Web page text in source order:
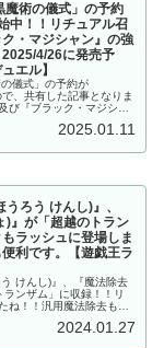
魔術の儀式」の予約
中！！リチュアル召
・マジシャン』の強
4/26に発売予
エル】
儀式」の予約が
、共有した記事となりま
び『ブラック・マジシャ
】
2025.01.11
うろう けんし)』、
)』が「超越のトラン
ラッシュに登場しま
利です。【遊戯王ラ
けんし)』、『魔法除去
ンザム」に収録！！リ
ね！！汎用魔法除去も便
2024.01.27